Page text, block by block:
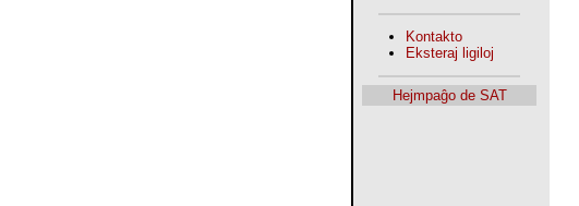
Kontakto
Eksteraj ligiloj
Hejmpaĝo de SAT